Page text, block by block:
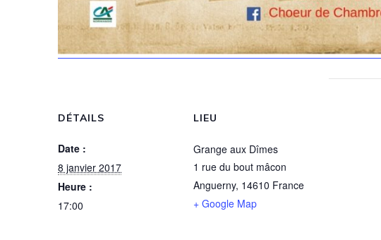
DÉTAILS
Date :
8 janvier 2017
Heure :
17:00
LIEU
Grange aux Dîmes
1 rue du bout mâcon
Anguerny, 14610 France
+ Google Map